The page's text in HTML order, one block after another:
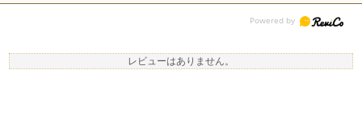
レビューはありません。